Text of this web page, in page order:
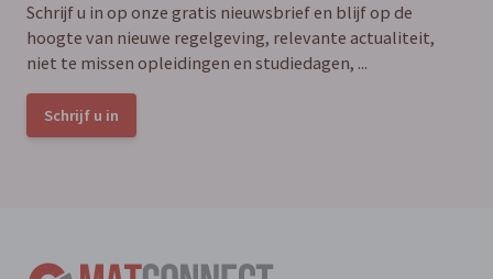
Schrijf u in op onze gratis nieuwsbrief en blijf op de
hoogte van nieuwe regelgeving, relevante actualiteit,
niet te missen opleidingen en studiedagen, ...
Schrijf u in